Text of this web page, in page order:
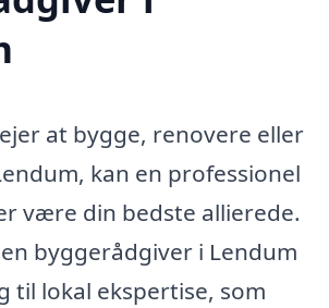
at bygge, renovere eller
kan en professionel
være din bedste allierede.
byggerådgiver i Lendum
til lokal ekspertise, som